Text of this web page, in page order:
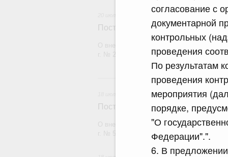
согласование с
документарной
контрольных
проведения
По результатам
проведения
мероприятия
порядке,
"О
Федерации".".
6. В предложении
Постановление Правительства
Постановление Правительства
О внесении изменений в постановление